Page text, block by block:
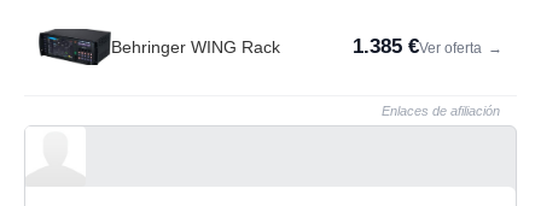
Behringer WING Rack 1.385 €Ver oferta →
Enlaces de afiliación